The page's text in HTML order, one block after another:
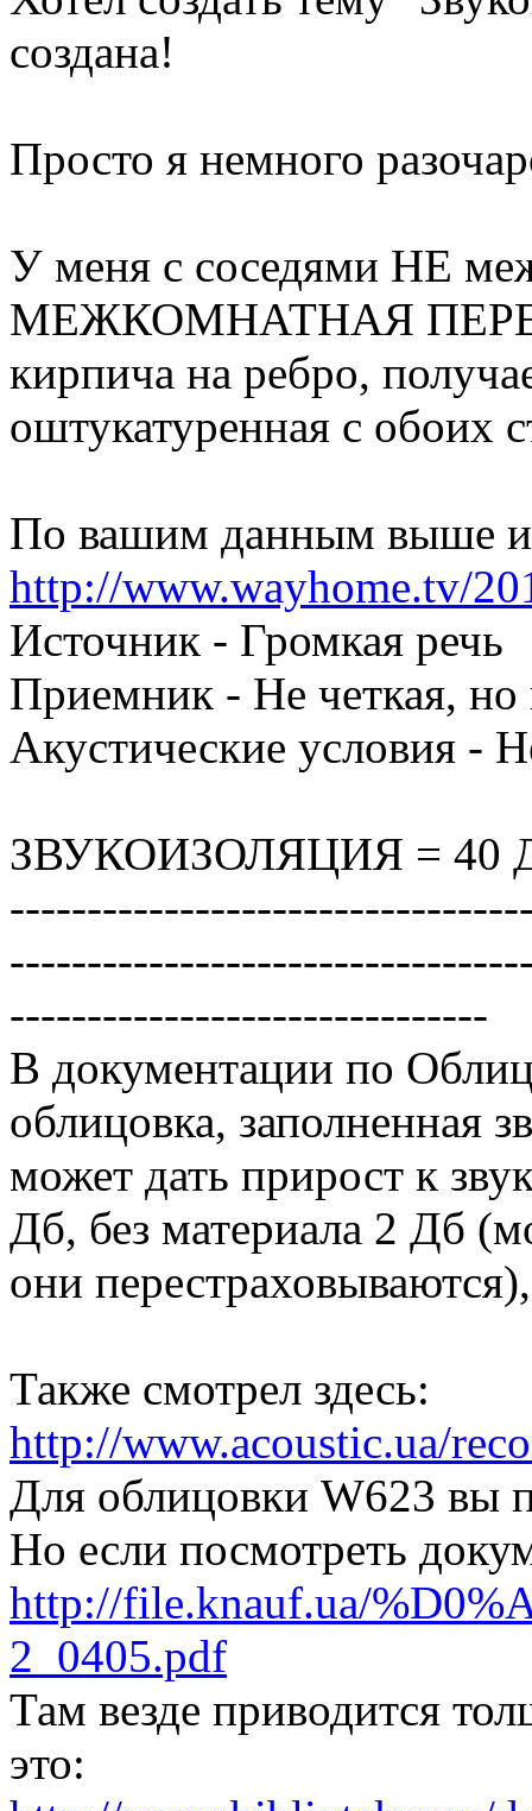
создана!
Просто я немного
У меня с соседями НЕ
МЕЖКОМНАТНАЯ
кирпича на ребро,
оштукатуренная с обоих
По вашим данным выше и
http://www.wayhome.tv/
Источник - Громкая речь
Приемник - Не четкая, но
Акустические условия -
ЗВУКОИЗОЛЯЦИЯ = 40
-------------------------------
В документации по
облицовка, заполненная
может дать прирост к
Дб, без материала 2 Дб
они
Также смотрел здесь:
http://www.acoustic.ua/
Для облицовки W623 вы
Но если посмотреть
http://file.knauf.ua/
2_0405.pdf
Там везде приводится
это: